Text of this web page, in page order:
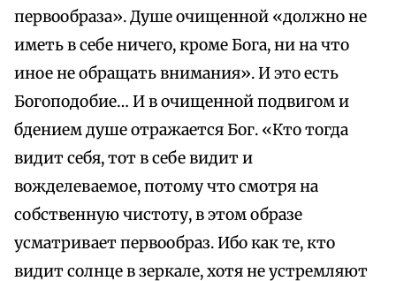
первообраза». Душе очищенной «должно не
иметь в себе ничего, кроме Бога, ни на что
иное не обращать внимания». И это есть
Богоподобие… И в очищенной подвигом и
бдением душе отражается Бог. «Кто тогда
видит себя, тот в себе видит и
вожделеваемое, потому что смотря на
собственную чистоту, в этом образе
усматривает первообраз. Ибо как те, кто
видит солнце в зеркале, хотя не устремляют